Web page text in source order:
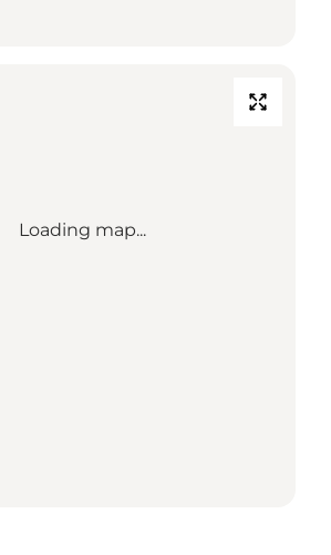
Loading map...